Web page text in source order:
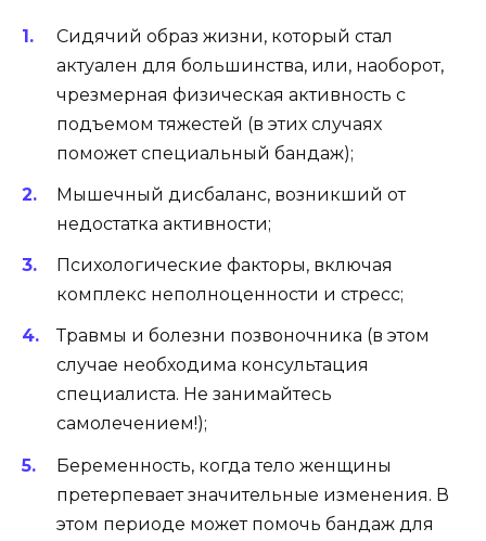
Сидячий образ жизни, который стал
актуален для большинства, или, наоборот,
чрезмерная физическая активность с
подъемом тяжестей (в этих случаях
поможет специальный бандаж);
Мышечный дисбаланс, возникший от
недостатка активности;
Психологические факторы, включая
комплекс неполноценности и стресс;
Травмы и болезни позвоночника (в этом
случае необходима консультация
специалиста. Не занимайтесь
самолечением!);
Беременность, когда тело женщины
претерпевает значительные изменения. В
этом периоде может помочь бандаж для